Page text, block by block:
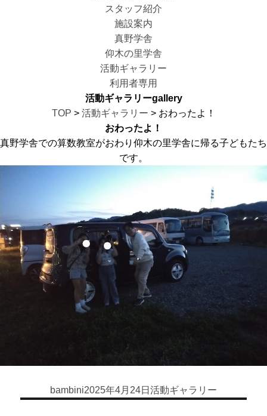
スタッフ紹介
施設案内
真野学舎
仰木の里学舎
活動ギャラリー
利用者専用
活動ギャラリーgallery
TOP > 活動ギャラリー > おわったよ！
おわったよ！
真野学舎での算数教室がおわり仰木の里学舎に帰る子どもたち
です。
投
bambini
投
2025年4月24日
カ
活動ギャラリー